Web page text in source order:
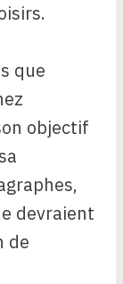
que
objectif
devraient
de